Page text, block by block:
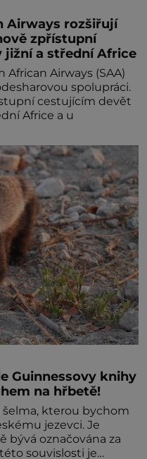
Airways rozšiřují
zpřístupní
jižní a střední Africe
Airways (SAA)
spolupráci.
cestujícím devět
Africe a u
Guinnessovy knihy
na hřbetě!
šelma, kterou bychom
jezevci. Je
bývá označována za
souvislosti je